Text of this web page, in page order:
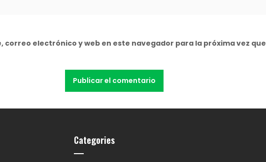
correo electrónico y web en este navegador para la próxima vez que
Categories